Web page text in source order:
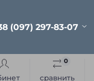
(097) 297-83-07
сравнить
0